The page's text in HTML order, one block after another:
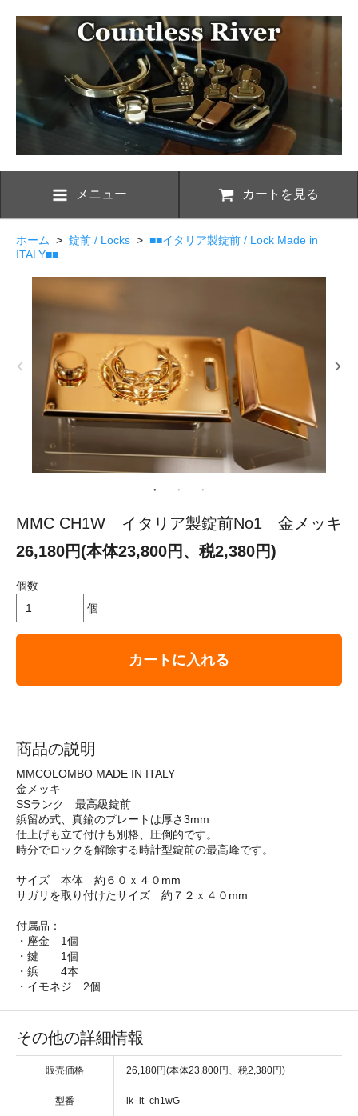
メニュー カートを見る
ホーム > 錠前 / Locks > ■■イタリア製錠前 / Lock Made in
ITALY■■
MMC CH1W イタリア製錠前No1 金メッキ
26,180円(本体23,800円、税2,380円)
個数
個
カートに入れる
商品の説明
MMCOLOMBO MADE IN ITALY
金メッキ
SSランク 最高級錠前
鋲留め式、真鍮のプレートは厚さ3mm
仕上げも立て付けも別格、圧倒的です。
時分でロックを解除する時計型錠前の最高峰です。
サイズ 本体 約６０ｘ４０mm
サガリを取り付けたサイズ 約７２ｘ４０mm
付属品：
・座金 1個
・鍵 1個
・鋲 4本
・イモネジ 2個
その他の詳細情報
販売価格 26,180円(本体23,800円、税2,380円)
型番 lk_it_ch1wG